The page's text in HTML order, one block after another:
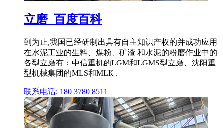
立磨_百度百科
到为止,我国已经研制出具有自主知识产权的并成功应用
在水泥工业的生料、煤粉、矿渣 和水泥的粉磨作业中的
各型立磨有：中信重机的LGM和LGMS型立磨、沈阳重
型机械集团的MLS和MLK .
联系电话: 180 3780 8511